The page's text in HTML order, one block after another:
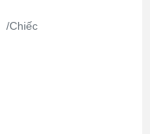
/Chiếc